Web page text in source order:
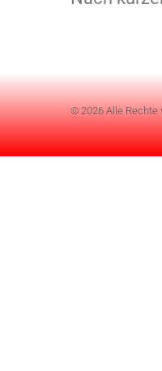
© 2026 Alle Rechte